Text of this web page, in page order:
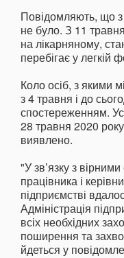
Повідомляють, що з
не було. З 11
на лікарняному,
перебігає у легкій
Коло осіб, з якими
з 4 травня і до
спостереженням.
28 травня 2020
виявлено.
"У зв’язку з
працівника і
підприємстві
Адміністрація
всіх необхідних
поширення та
йдеться у